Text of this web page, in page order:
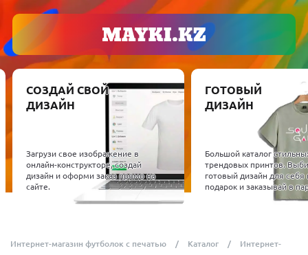
СОЗДАЙ СВОЙ
ДИЗАЙН
Загрузи свое изображение в
онлайн-конструкторе, создай
дизайн и оформи заказ прямо на
сайте.
ГОТОВЫЙ
ДИЗАЙН
Большой каталог
трендовых принтов.
готовый дизайн для себя
подарок и заказывай в
Интернет-магазин футболок с печатью Каталог
Интернет-